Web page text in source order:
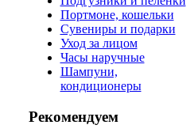
Портмоне, кошельки
Сувениры и подарки
Уход за лицом
Часы наручные
Шампуни,
кондиционеры
Рекомендуем